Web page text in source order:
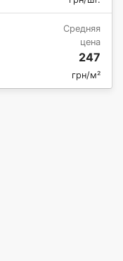
Средняя
цена
247
грн/м²